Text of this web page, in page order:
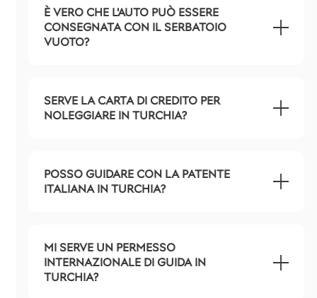
È VERO CHE L'AUTO PUÒ ESSERE
CONSEGNATA CON IL SERBATOIO
VUOTO?
SERVE LA CARTA DI CREDITO PER
NOLEGGIARE IN TURCHIA?
POSSO GUIDARE CON LA PATENTE
ITALIANA IN TURCHIA?
MI SERVE UN PERMESSO
INTERNAZIONALE DI GUIDA IN
TURCHIA?